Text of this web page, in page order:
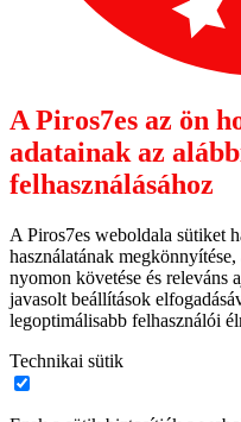
A Piros7es az ön
adatainak az
felhasználásához
A Piros7es weboldala sütiket
használatának
nyomon követése és releváns
javasolt beállítások
legoptimálisabb felhasználói
Technikai sütik